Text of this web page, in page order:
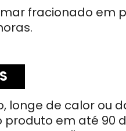
fracionado em
de calor ou
em até 90